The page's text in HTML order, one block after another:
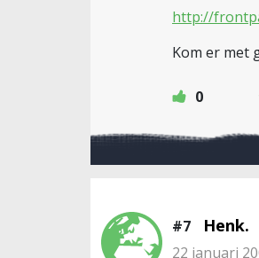
http://
Kom er met
0
#7 Henk.
22 januari